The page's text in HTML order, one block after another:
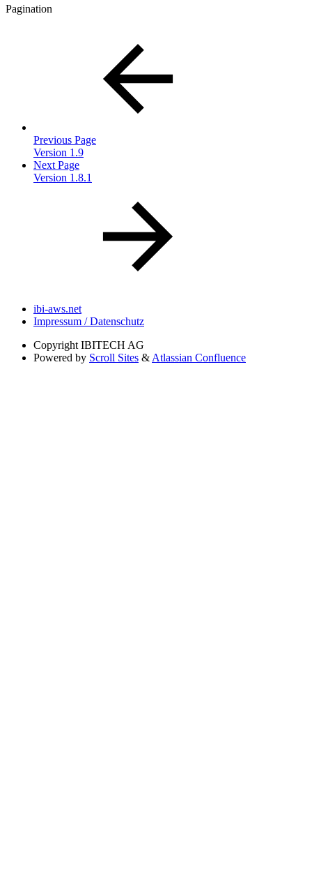
Pagination
Previous Page
Version 1.9
Next Page
Version 1.8.1
ibi-aws.net
Impressum / Datenschutz
Copyright IBITECH AG
Powered by Scroll Sites &Atlassian Confluence